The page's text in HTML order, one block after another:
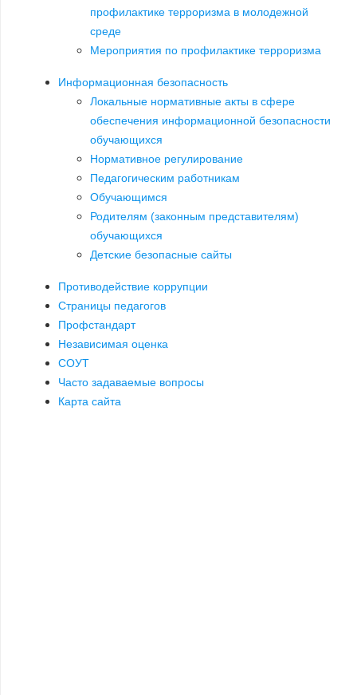
профилактике терроризма в молодежной
среде
Мероприятия по профилактике терроризма
Информационная безопасность
Локальные нормативные акты в сфере
обеспечения информационной безопасности
обучающихся
Нормативное регулирование
Педагогическим работникам
Обучающимся
Родителям (законным представителям)
обучающихся
Детские безопасные сайты
Противодействие коррупции
Страницы педагогов
Профстандарт
Независимая оценка
СОУТ
Часто задаваемые вопросы
Карта сайта